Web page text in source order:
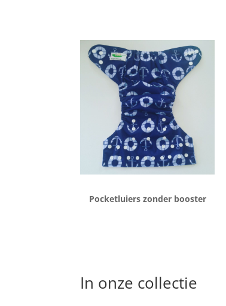
Pocketluiers zonder booster
In onze collectie